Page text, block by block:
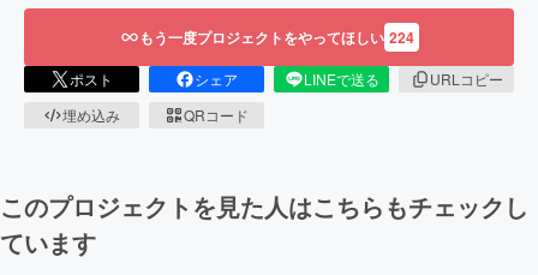
もう一度プロジェクトをやってほしい 224
ポスト シェア LINEで送る
URLコピー
埋め込み
QRコード
このプロジェクトを見た人はこちらもチェックし
ています